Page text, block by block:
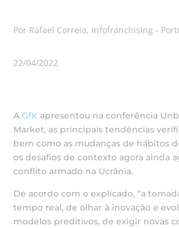
Por Rafael Correia, Infofranchising -
22/04/2022
AGfK apresentou na conferência
Market, as principais tendências
bem como as mudanças de hábitos
os desafios de contexto agora ainda
conflito armado na Ucrânia.
De acordo com o explicado, “a
tempo real, de olhar à inovação e
modelos preditivos, de exigir novas